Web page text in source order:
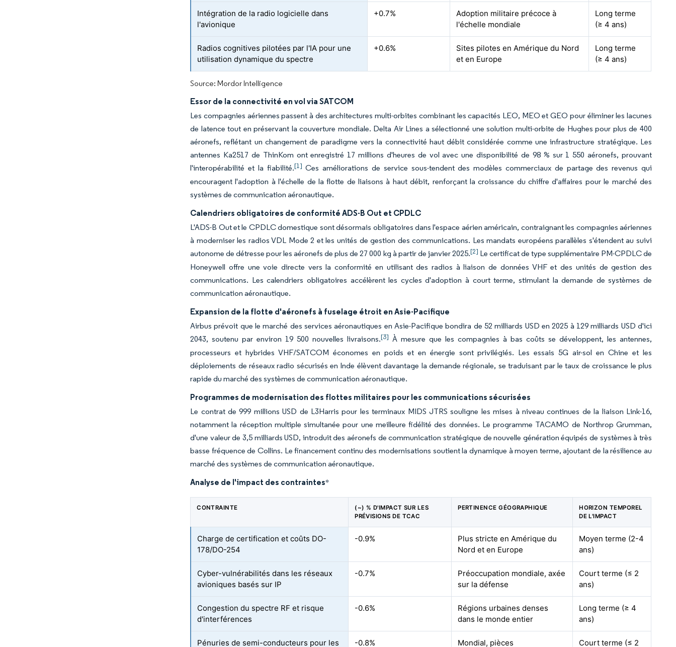
Intégration de la radio logicielle dans
l'avionique
+0.7%
Adoption militaire précoce à
l'échelle mondiale
Long terme
(≥ 4 ans)
Radios cognitives pilotées par l'IA pour une
utilisation dynamique du spectre
+0.6%
Sites pilotes en Amérique du Nord
et en Europe
Long terme
(≥ 4 ans)
Source: Mordor Intelligence
Essor de la connectivité en vol via SATCOM
Les compagnies aériennes passent à des architectures multi-orbites combinant les capacités LEO, MEO et GEO pour éliminer les lacunes
de latence tout en préservant la couverture mondiale. Delta Air Lines a sélectionné une solution multi-orbite de Hughes pour plus de 400
aéronefs, reflétant un changement de paradigme vers la connectivité haut débit considérée comme une infrastructure stratégique. Les
antennes Ka2517 de ThinKom ont enregistré 17 millions d'heures de vol avec une disponibilité de 98 % sur 1 550 aéronefs, prouvant
l'interopérabilité et la fiabilité.[1] Ces améliorations de service sous-tendent des modèles commerciaux de partage des revenus qui
encouragent l'adoption à l'échelle de la flotte de liaisons à haut débit, renforçant la croissance du chiffre d'affaires pour le marché des
systèmes de communication aéronautique.
Calendriers obligatoires de conformité ADS-B Out et CPDLC
L'ADS-B Out et le CPDLC domestique sont désormais obligatoires dans l'espace aérien américain, contraignant les compagnies aériennes
à moderniser les radios VDL Mode 2 et les unités de gestion des communications. Les mandats européens parallèles s'étendent au suivi
autonome de détresse pour les aéronefs de plus de 27 000 kg à partir de janvier 2025.[2] Le certificat de type supplémentaire PM-CPDLC de
Honeywell offre une voie directe vers la conformité en utilisant des radios à liaison de données VHF et des unités de gestion des
communications. Les calendriers obligatoires accélèrent les cycles d'adoption à court terme, stimulant la demande de systèmes de
communication aéronautique.
Expansion de la flotte d'aéronefs à fuselage étroit en Asie-Pacifique
Airbus prévoit que le marché des services aéronautiques en Asie-Pacifique bondira de 52 milliards USD en 2025 à 129 milliards USD d'ici
2043, soutenu par environ 19 500 nouvelles livraisons.[3] À mesure que les compagnies à bas coûts se développent, les antennes,
processeurs et hybrides VHF/SATCOM économes en poids et en énergie sont privilégiés. Les essais 5G air-sol en Chine et les
déploiements de réseaux radio sécurisés en Inde élèvent davantage la demande régionale, se traduisant par le taux de croissance le plus
rapide du marché des systèmes de communication aéronautique.
Programmes de modernisation des flottes militaires pour les communications sécurisées
Le contrat de 999 millions USD de L3Harris pour les terminaux MIDS JTRS souligne les mises à niveau continues de la liaison Link-16,
notamment la réception multiple simultanée pour une meilleure fidélité des données. Le programme TACAMO de Northrop Grumman,
d'une valeur de 3,5 milliards USD, introduit des aéronefs de communication stratégique de nouvelle génération équipés de systèmes à très
basse fréquence de Collins. Le financement continu des modernisations soutient la dynamique à moyen terme, ajoutant de la résilience au
marché des systèmes de communication aéronautique.
Analyse de l'impact des contraintes*
CONTRAINTE
(~) % D'IMPACT SUR LES
PRÉVISIONS DE TCAC
PERTINENCE GÉOGRAPHIQUE
HORIZON TEMPOREL
DE L'IMPACT
Charge de certification et coûts DO-
178/DO-254
-0.9%
Plus stricte en Amérique du
Nord et en Europe
Moyen terme (2-4
ans)
Cyber-vulnérabilités dans les réseaux
avioniques basés sur IP
-0.7%
Préoccupation mondiale, axée
sur la défense
Court terme (≤ 2
ans)
Congestion du spectre RF et risque
d'interférences
-0.6%
Régions urbaines denses
dans le monde entier
Long terme (≥ 4
ans)
Pénuries de semi-conducteurs pour les -0.8% Mondial, pièces Court terme (≤ 2